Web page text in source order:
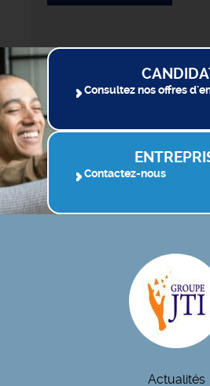
Consultez nos offres
Contactez-nous
Actualités